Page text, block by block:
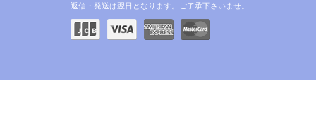
返信・発送は翌日となります。ご了承下さいませ。